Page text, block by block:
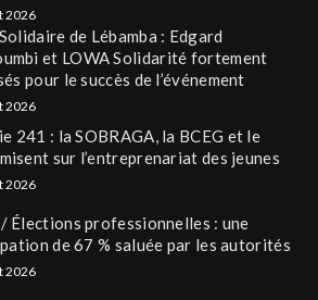
2026
de Lébamba : Edgard
et LOWA Solidarité fortement
pour le succès de l’événement
2026
241 : la SOBRAGA, la BCEG et le
sur l’entreprenariat des jeunes
2026
Élections professionnelles : une
de 67 % saluée par les autorités
2026